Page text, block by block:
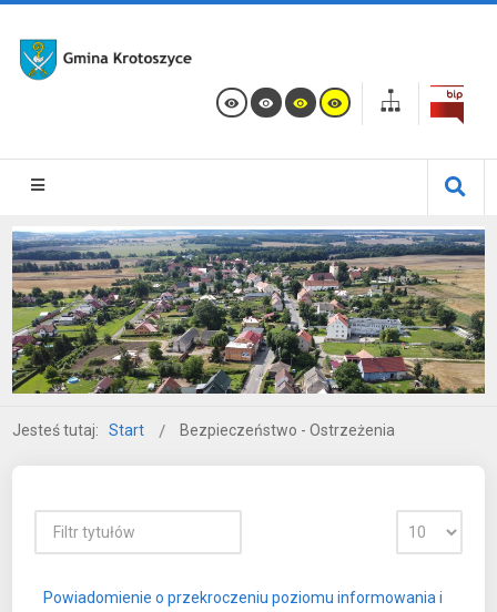
Jesteś tutaj: Start Bezpieczeństwo - Ostrzeżenia
Powiadomienie o przekroczeniu poziomu informowania i